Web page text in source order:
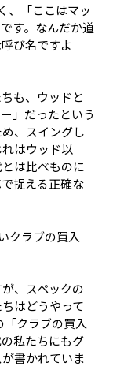
、「ここはマッ
す。なんだか道
び名ですよ
も、ウッドと
」だったという
、スイングし
はウッド以
は比べものに
捉える正確な
クラブの買入
、スペックの
はどうやって
クラブの買入
私たちにもグ
書かれていま